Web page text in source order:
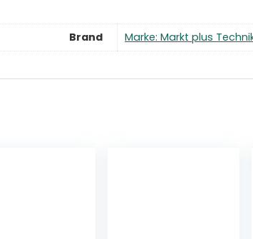
Brand Marke: Markt plus